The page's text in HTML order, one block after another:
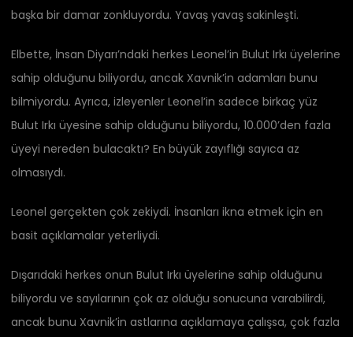
başka bir damar zonkluyordu. Yavaş yavaş sakinleşti.
Elbette, İnsan Diyarı’ndaki herkes Leonel’in Bulut Irkı üyelerine
sahip olduğunu biliyordu, ancak Xavnik’in adamları bunu
bilmiyordu. Ayrıca, izleyenler Leonel’in sadece birkaç yüz
Bulut Irkı üyesine sahip olduğunu biliyordu, 10.000’den fazla
üyeyi nereden bulacaktı? En büyük zayıflığı sayıca az
olmasıydı.
Leonel gerçekten çok zekiydi. İnsanları ikna etmek için en
basit açıklamalar yeterliydi.
Dışarıdaki herkes onun Bulut Irkı üyelerine sahip olduğunu
biliyordu ve sayılarının çok az olduğu sonucuna varabilirdi,
ancak bunu Xavnik’in astlarına açıklamaya çalışsa, çok fazla